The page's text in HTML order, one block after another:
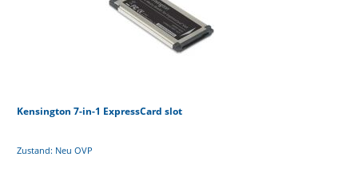
Kensington 7-in-1 ExpressCard slot
Zustand: Neu OVP